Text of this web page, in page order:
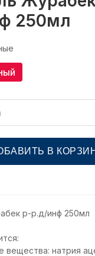
250мл
В
р-р.д/инф 250мл
натрия